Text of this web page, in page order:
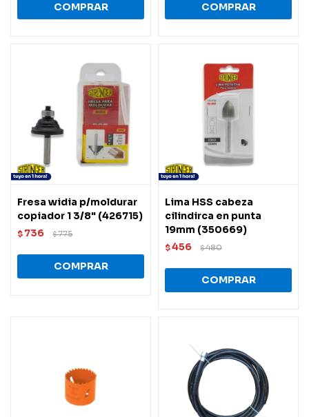
Fresa widia p/moldurar
copiador 1 3/8" (426715)
$ 736 $775
Lima HSS cabeza
cilindirca en punta
19mm (350669)
$456 $480